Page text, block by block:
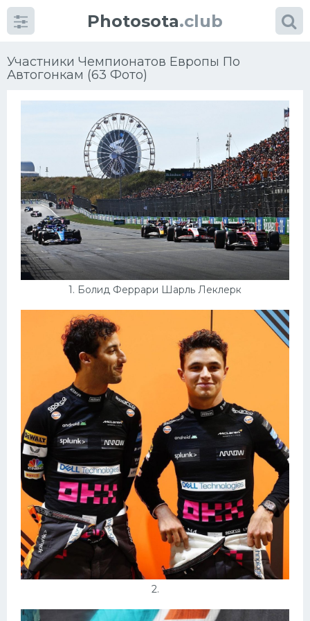
Photosota.club
Участники Чемпионатов Европы По
Автогонкам (63 Фото)
1. Болид Феррари Шарль Леклерк
2.
КатегорииФото
Много картинок...
Футбол
Баскетбол
Велогонки
Конькобежный спорт
Тренажеры
Интерьеры квартир